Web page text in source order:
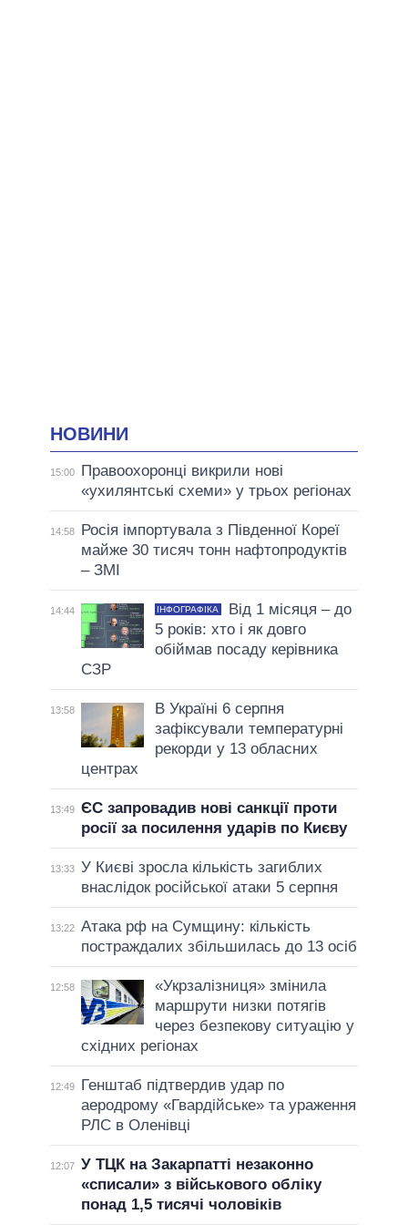
НОВИНИ
15:00
Правоохоронці викрили нові
«ухилянтські схеми» у трьох регіонах
14:58
Росія імпортувала з Південної Кореї
майже 30 тисяч тонн нафтопродуктів
– ЗМІ
14:44 ІНФОГРАФІКА
Від 1 місяця – до
5 років: хто і як довго
обіймав посаду керівника
СЗР
13:58
В Україні 6 серпня
зафіксували температурні
рекорди у 13 обласних
центрах
13:49 ЄС запровадив нові санкції проти
росії за посилення ударів по Києву
13:33 У Києві зросла кількість загиблих
внаслідок російської атаки 5 серпня
13:22 Атака рф на Сумщину: кількість
постраждалих збільшилась до 13 осіб
12:58
«Укрзалізниця» змінила
маршрути низки потягів
через безпекову ситуацію у
східних регіонах
12:49
Генштаб підтвердив удар по
аеродрому «Гвардійське» та ураження
РЛС в Оленівці
12:07 У ТЦК на Закарпатті незаконно
«списали» з військового обліку
понад 1,5 тисячі чоловіків